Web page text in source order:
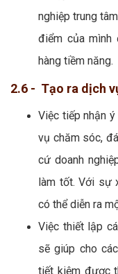
nghiệp trung
điểm của mình
hàng tiềm năng.
2.6 - Tạo ra dịch
Việc tiếp nhận
vụ chăm sóc,
cứ doanh
làm tốt. Với sự
có thể diễn ra
Việc thiết lập
sẽ giúp cho
tiết kiệm được